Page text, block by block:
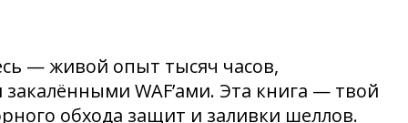
— живой опыт тысяч часов,
WAF’ами. Эта книга — твой
обхода защит и заливки шеллов.